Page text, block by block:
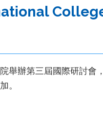
舉辦第三屆國際研討會
。